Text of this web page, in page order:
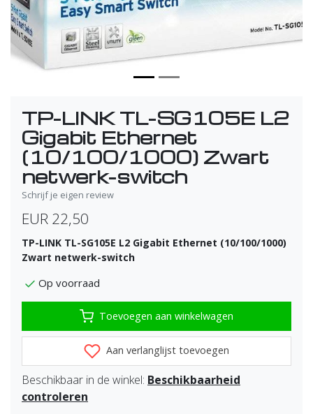
TP-LINK TL-SG105E L2
Gigabit Ethernet
(10/100/1000) Zwart
netwerk-switch
Schrijf je eigen review
EUR 22,50
TP-LINK TL-SG105E L2 Gigabit Ethernet (10/100/1000)
Zwart netwerk-switch
Op voorraad
Toevoegen aan winkelwagen
Aan verlanglijst toevoegen
Beschikbaar in de winkel: Beschikbaarheid
controleren